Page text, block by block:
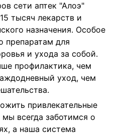
сети аптек "Алоэ"
тысяч лекарств и
назначения. Особое
препаратам для
и ухода за собой.
профилактика, чем
уход, чем
привлекательные
всегда заботимся о
а наша система